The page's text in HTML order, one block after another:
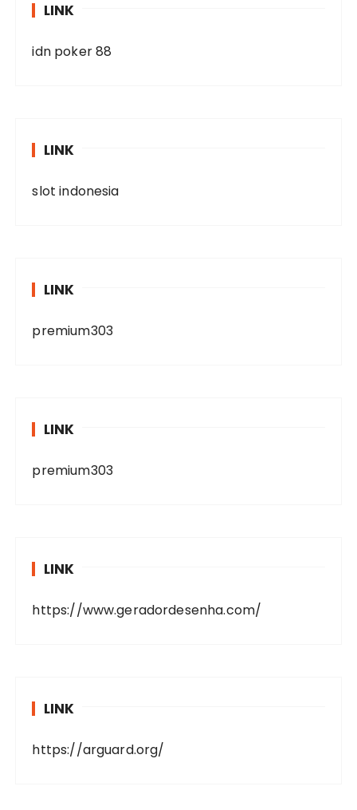
LINK
idn poker 88
LINK
slot indonesia
LINK
premium303
LINK
premium303
LINK
https://www.geradordesenha.com/
LINK
https://arguard.org/